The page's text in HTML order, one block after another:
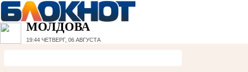
МОЛДОВА
19:44 ЧЕТВЕРГ, 06 АВГУСТА